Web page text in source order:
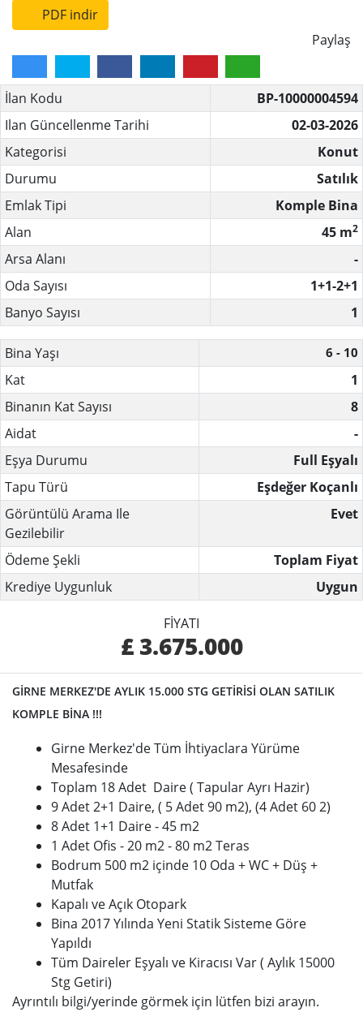
PDF indir
Paylaş
İlan Kodu
BP-10000004594
Ilan Güncellenme Tarihi
02-03-2026
Kategorisi
Konut
Durumu
Satılık
Emlak Tipi
Komple Bina
Alan
45 m2
Arsa Alanı
-
Oda Sayısı
1+1-2+1
Banyo Sayısı
1
Bina Yaşı 6 - 10
Kat
1
Binanın Kat Sayısı
8
Aidat
-
Eşya Durumu
Full Eşyalı
Tapu Türü
Eşdeğer Koçanlı
Görüntülü Arama Ile
Gezilebilir
Evet
Ödeme Şekli
Toplam Fiyat
Krediye Uygunluk
Uygun
FIYATI
£ 3.675.000
GİRNE MERKEZ'DE AYLIK 15.000 STG GETİRİSİ OLAN SATILIK
KOMPLE BİNA !!!
Girne Merkez'de Tüm İhtiyaclara Yürüme
Mesafesinde
Toplam 18 Adet Daire ( Tapular Ayrı Hazir)
9 Adet 2+1 Daire, ( 5 Adet 90 m2), (4 Adet 60 2)
8 Adet 1+1 Daire - 45 m2
1 Adet Ofis - 20 m2 - 80 m2 Teras
Bodrum 500 m2 içinde 10 Oda + WC + Düş +
Mutfak
Kapalı ve Açık Otopark
Bina 2017 Yılında Yeni Statik Sisteme Göre
Yapıldı
Tüm Daireler Eşyalı ve Kiracısı Var ( Aylık 15000
Stg Getiri)
Ayrıntılı bilgi/yerinde görmek için lütfen bizi arayın.